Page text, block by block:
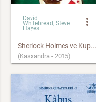
David
Whitebread, Steve
Hayes
more_vert
Sherlock Holmes ve Kup...
(Kassandra - 2015)